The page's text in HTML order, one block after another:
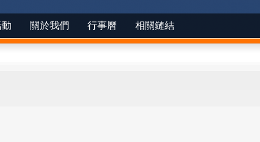
關於我們 行事曆 相關鏈結